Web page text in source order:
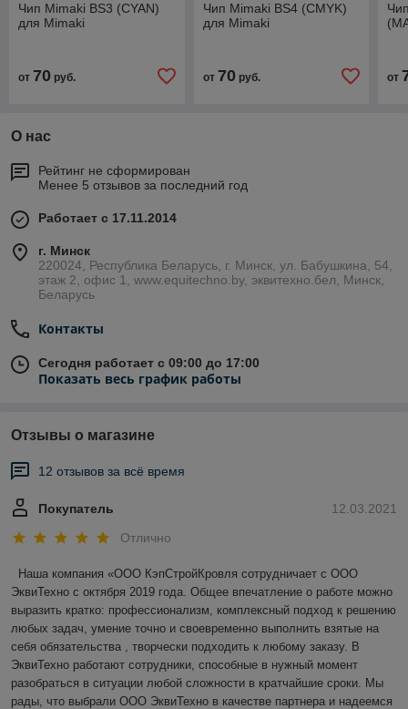
Чип Mimaki BS3 (CYAN)
для Mimaki
от 70 руб.
Чип Mimaki BS4 (CMYK)
для Mimaki
от 70руб. от
О нас
Рейтинг не сформирован
Менее 5 отзывов за последний год
Работает с 17.11.2014
г. Минск
220024, Республика Беларусь, г. Минск, ул. Бабушкина, 54,
этаж 2, офис 1, www.equitechno.by, эквитехно.бел, Минск,
Беларусь
Контакты
Сегодня работает с 09:00 до 17:00
Показать весь график работы
Отзывы о магазине
12 отзывов за всё время
12.03.2021
Покупатель
Отлично
Наша компания «ООО КэпСтройКровля сотрудничает с ООО
ЭквиТехно с октября 2019 года. Общее впечатление о работе можно
выразить кратко: профессионализм, комплексный подход к решению
любых задач, умение точно и своевременно выполнить взятые на
себя обязательства , творчески подходить к любому заказу. В
ЭквиТехно работают сотрудники, способные в нужный момент
разобраться в ситуации любой сложности в кратчайшие сроки. Мы
рады, что выбрали ООО ЭквиТехно в качестве партнера и надеемся